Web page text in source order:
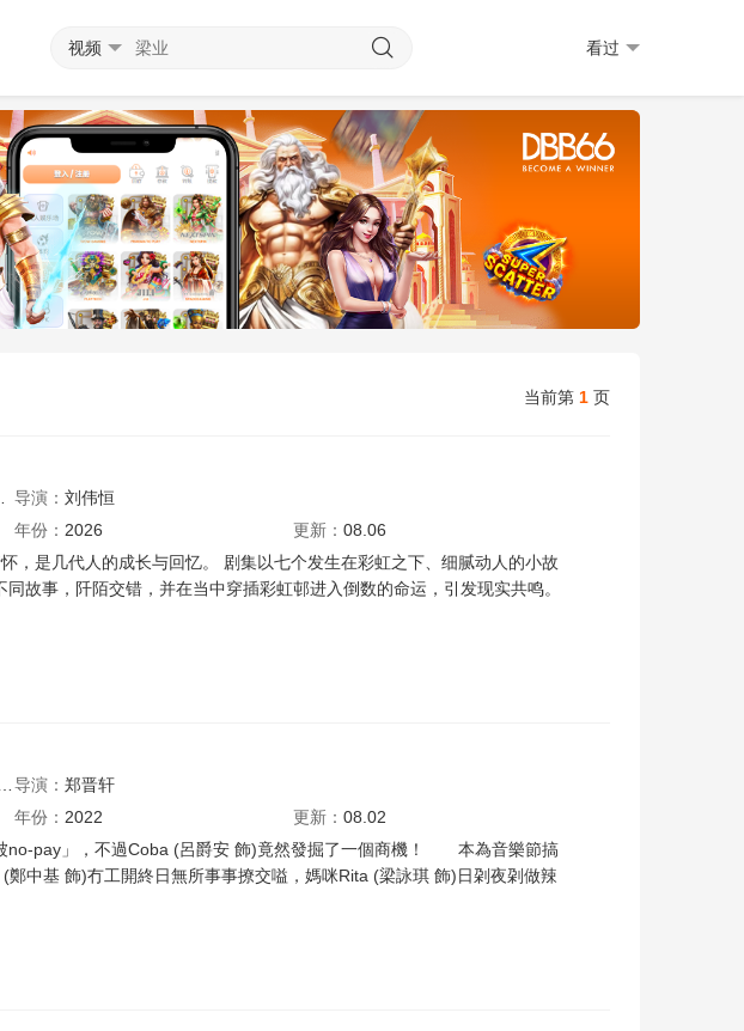
视频 看过
当前第 1 页
周家怡 梁业
导演： 刘伟恒
年份： 2026 更新： 08.06
是几代人的成长与回忆。 剧集以七个发生在彩虹之下、细腻动人的小故
故事，阡陌交错，并在当中穿插彩虹邨进入倒数的命运，引发现实共鸣。
吴嘉龙 谭玉瑛 唐剑康
导演： 郑晋轩
年份： 2022 更新： 08.02
no-pay」，不過Coba (呂爵安 飾)竟然發掘了一個商機！ 本為音樂節搞
中基 飾)冇工開終日無所事事撩交嗌，媽咪Rita (梁詠琪 飾)日刴夜刴做辣